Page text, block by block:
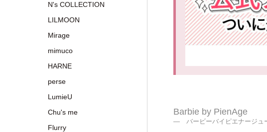
Barbie by PienAge
― バービーバイピエナージ
N's COLLECTION
LILMOON
Mirage
mimuco
HARNE
perse
LumieU
Chu's me
Flurry